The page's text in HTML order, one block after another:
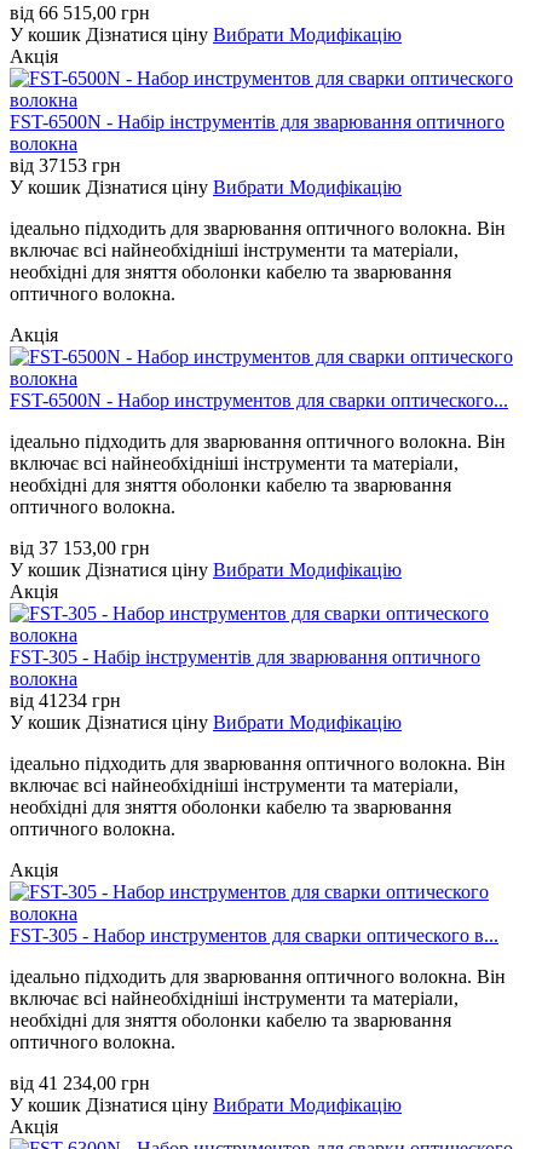
від 66 515,00 грн
У кошик Дізнатися ціну Вибрати Модифікацію
Акція
FST-6500N - Набір інструментів для зварювання оптичного
волокна
від 37153 грн
У кошик Дізнатися ціну Вибрати Модифікацію
ідеально підходить для зварювання оптичного волокна. Він
включає всі найнеобхідніші інструменти та матеріали,
необхідні для зняття оболонки кабелю та зварювання
оптичного волокна.
Акція
FST-6500N - Набор инструментов для сварки оптического...
ідеально підходить для зварювання оптичного волокна. Він
включає всі найнеобхідніші інструменти та матеріали,
необхідні для зняття оболонки кабелю та зварювання
оптичного волокна.
від 37 153,00 грн
У кошик Дізнатися ціну Вибрати Модифікацію
Акція
FST-305 - Набір інструментів для зварювання оптичного
волокна
від 41234 грн
У кошик Дізнатися ціну Вибрати Модифікацію
ідеально підходить для зварювання оптичного волокна. Він
включає всі найнеобхідніші інструменти та матеріали,
необхідні для зняття оболонки кабелю та зварювання
оптичного волокна.
Акція
FST-305 - Набор инструментов для сварки оптического в...
ідеально підходить для зварювання оптичного волокна. Він
включає всі найнеобхідніші інструменти та матеріали,
необхідні для зняття оболонки кабелю та зварювання
оптичного волокна.
від 41 234,00 грн
У кошик Дізнатися ціну Вибрати Модифікацію
Акція